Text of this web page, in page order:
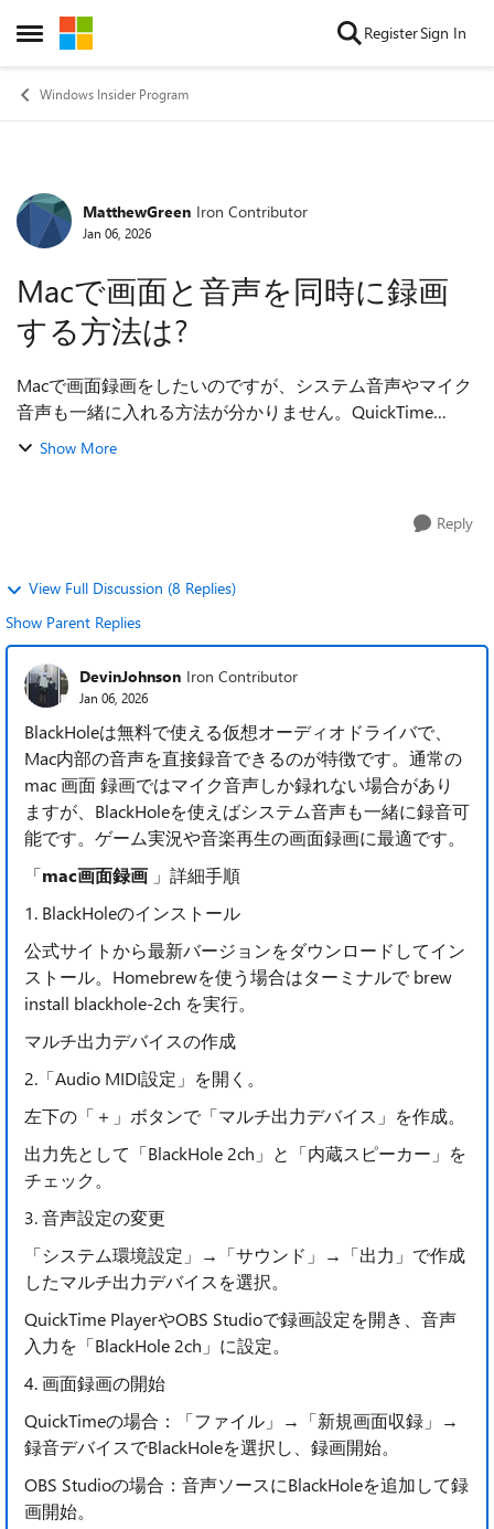
Open Side Menu
Skip to content RegisterSign In
Windows Insider Program
Forum Discussion
MatthewGreen Iron Contributor
Jan 06, 2026
Macで画面と音声を同時に録画
する方法は?
Macで画面録画をしたいのですが、システム音声やマイク
音声も一緒に入れる方法が分かりません。QuickTime
Playerを試したものの、内部音声が録れないようで少し困
えれば標準機能だけで対応できるのか知りたいです。
Show More
Reply
View Full Discussion (8 Replies)
Show Parent Replies
DevinJohnson Iron Contributor
Jan 06, 2026
BlackHoleは無料で使える仮想オーディオドライバで、
Mac内部の音声を直接録音できるのが特徴です。通常の
mac 画面 録画ではマイク音声しか録れない場合があり
ますが、BlackHoleを使えばシステム音声も一緒に録音可
能です。ゲーム実況や音楽再生の画面録画に最適です。
「mac画面録画 」詳細手順
1. BlackHoleのインストール
公式サイトから最新バージョンをダウンロードしてイン
ストール。Homebrewを使う場合はターミナルで brew
install blackhole-2ch を実行。
マルチ出力デバイスの作成
2.「Audio MIDI設定」を開く。
左下の「＋」ボタンで「マルチ出力デバイス」を作成。
出力先として「BlackHole 2ch」と「内蔵スピーカー」を
チェック。
3. 音声設定の変更
「システム環境設定」→「サウンド」→「出力」で作成
したマルチ出力デバイスを選択。
QuickTime PlayerやOBS Studioで録画設定を開き、音声
入力を「BlackHole 2ch」に設定。
4. 画面録画の開始
QuickTimeの場合：「ファイル」→「新規画面収録」→
録音デバイスでBlackHoleを選択し、録画開始。
OBS Studioの場合：音声ソースにBlackHoleを追加して録
画開始。